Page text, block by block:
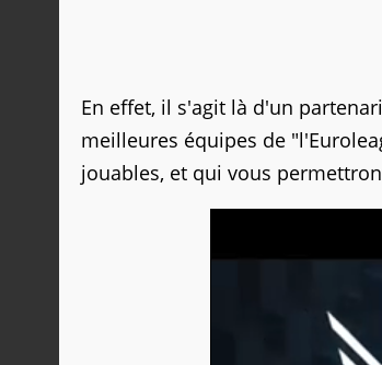
En effet, il s'agit là d'un
meilleures équipes de
jouables, et qui vous